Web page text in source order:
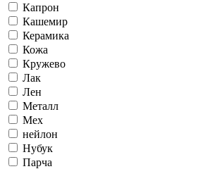
Капрон
Кашемир
Керамика
Кожа
Кружево
Лак
Лен
Металл
Мех
нейлон
Нубук
Парча